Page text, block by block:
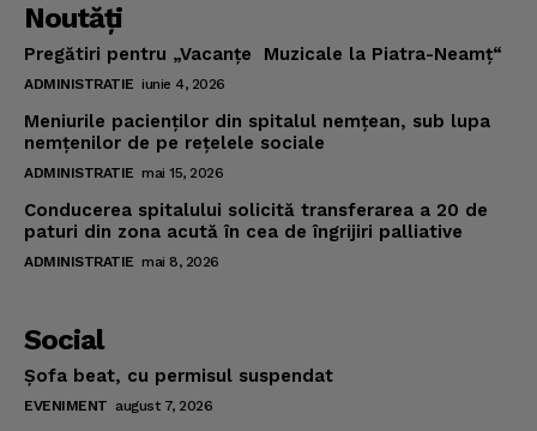
Noutăţi
Pregătiri pentru „Vacanţe Muzicale la Piatra-Neamţ“
ADMINISTRATIE iunie 4, 2026
Meniurile pacienţilor din spitalul nemţean, sub lupa
nemţenilor de pe reţelele sociale
ADMINISTRATIE mai 15, 2026
Conducerea spitalului solicită transferarea a 20 de
paturi din zona acută în cea de îngrijiri palliative
ADMINISTRATIE mai 8, 2026
Social
Şofa beat, cu permisul suspendat
EVENIMENT august 7, 2026